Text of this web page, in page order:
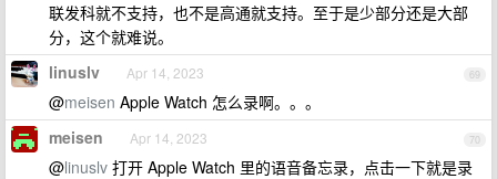
联发科就不支持，也不是高通就支持。至于是少部分还是大部
分，这个就难说。
69
linuslv Apr 14, 2023
@meisen Apple Watch 怎么录啊。。。
70
meisen Apr 14, 2023
@linuslv 打开 Apple Watch 里的语音备忘录，点击一下就是录